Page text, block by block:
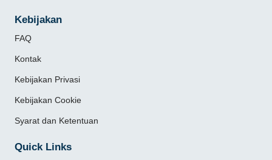
Kebijakan
FAQ
Kontak
Kebijakan Privasi
Kebijakan Cookie
Syarat dan Ketentuan
Quick Links